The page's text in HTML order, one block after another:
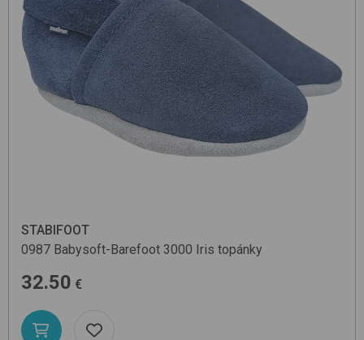
STABIFOOT
0987 Babysoft-Barefoot 3000 Iris topánky
32.50 €